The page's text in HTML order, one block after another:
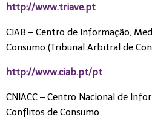
http://www.triave.pt
CIAB – Centro de Informação,
Consumo (Tribunal Arbitral de
http://www.ciab.pt/pt
CNIACC – Centro Nacional de
Conflitos de Consumo